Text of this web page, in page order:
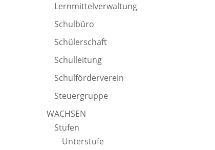
Lernmittelverwaltung
Schulbüro
Schülerschaft
Schulleitung
Schulförderverein
Steuergruppe
WACHSEN
Stufen
Unterstufe